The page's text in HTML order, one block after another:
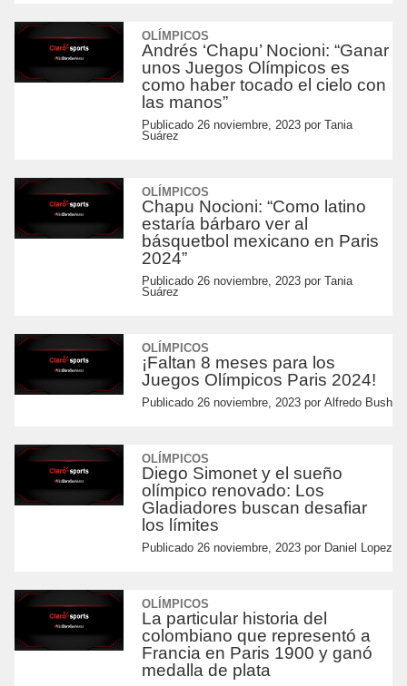
OLÍMPICOS
Andrés ‘Chapu’ Nocioni: “Ganar
unos Juegos Olímpicos es
como haber tocado el cielo con
las manos”
Publicado 26 noviembre, 2023por Tania
Suárez
OLÍMPICOS
Chapu Nocioni: “Como latino
estaría bárbaro ver al
básquetbol mexicano en Paris
2024”
Publicado 26 noviembre, 2023por Tania
Suárez
OLÍMPICOS
¡Faltan 8 meses para los
Juegos Olímpicos Paris 2024!
Publicado 26 noviembre, 2023por Alfredo Bush
OLÍMPICOS
Diego Simonet y el sueño
olímpico renovado: Los
Gladiadores buscan desafiar
los límites
Publicado 26 noviembre, 2023por Daniel Lopez
OLÍMPICOS
La particular historia del
colombiano que representó a
Francia en Paris 1900 y ganó
medalla de plata